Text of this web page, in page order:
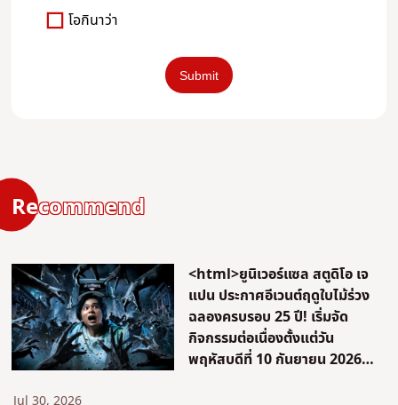
โอกินาว่า
Recommend
<html>ยูนิเวอร์แซล สตูดิโอ เจ
แปน ประกาศอีเวนต์ฤดูใบไม้ร่วง
ฉลองครบรอบ 25 ปี! เริ่มจัด
กิจกรรมต่อเนื่องตั้งแต่วัน
พฤหัสบดีที่ 10 กันยายน 2026
Jul 30, 2026